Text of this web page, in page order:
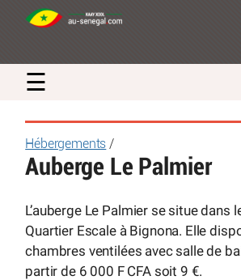
☰
Hébergements /
Auberge Le Palmier
L’auberge Le Palmier se situe dans
Quartier Escale à Bignona. Elle
chambres ventilées avec salle de
partir de 6 000 F CFA soit 9 €.